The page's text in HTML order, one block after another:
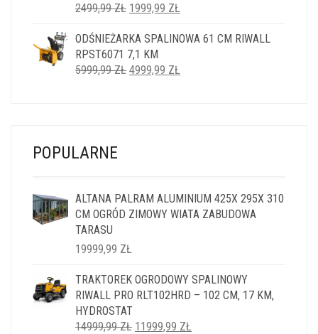
2499,99ZŁ PIERWOTNA
WYNOSIŁA:
2499,99 ZŁ.
1999,99 ZŁ
WYNOSI:
ODŚNIEŻARKA SPALINOWA 61 CM RIWALL
RPST6071 7,1 KM
5999,99ZŁ PIERWOTNA
4999,99 ZŁ
POPULARNE
ALTANA PALRAM ALUMINIUM 425X 295X 310
CM OGRÓD ZIMOWY WIATA ZABUDOWA
TARASU
19999,99 ZŁ
TRAKTOREK OGRODOWY SPALINOWY
RIWALL PRO RLT102HRD – 102 CM, 17 KM,
HYDROSTAT
14999,99ZŁ PIERWOTNA
11999,99 ZŁ